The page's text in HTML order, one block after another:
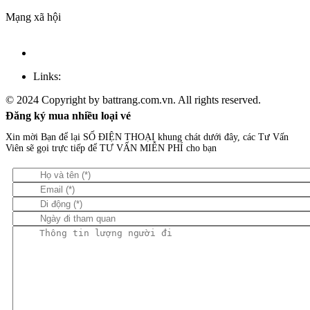
Mạng xã hội
Links:
© 2024 Copyright by battrang.com.vn. All rights reserved.
Đăng ký mua nhiều loại vé
Xin mời Bạn để lại SỐ ĐIỆN THOẠI khung chát dưới đây, các Tư Vấn
Viên sẽ gọi trực tiếp để TƯ VẤN MIỄN PHÍ cho bạn